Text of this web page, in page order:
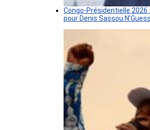
Congo-Présidentielle 2026
pour Denis Sassou